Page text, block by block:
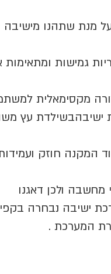
מנת שתהנו מישיבה
גמישות ומתאימות
מקסימאלית
ישיבהבשילדת עץ
המקנה חוזק
ולכן דאגנו
ישיבה נבחרה
המערכת .